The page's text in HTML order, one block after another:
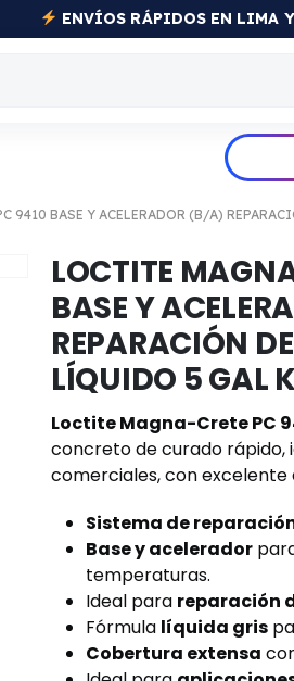
9410 BASE Y ACELERADOR (B/A)
LOCTITE
BASE Y
REPARACIÓN
LÍQUIDO 5 GAL
Loctite Magna-Crete PC
concreto de curado rápido,
comerciales, con excelente
Sistema de
Base y acelerador
temperaturas.
Ideal para reparación
Fórmula líquida gris
Cobertura extensa